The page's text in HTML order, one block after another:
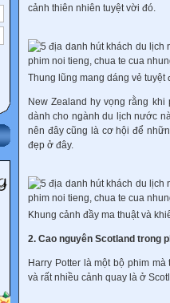
cảnh thiên nhiên tuyệt vời đó.
Thung lũng mang dáng vẻ tuyệt
New Zealand hy vọng rằng
dành cho ngành du lịch nước
nên đây cũng là cơ hội để
đẹp ở đây.
Khung cảnh đầy ma thuật và
2. Cao nguyên Scotland trong
Harry Potter là một bộ phim
và rất nhiều cảnh quay là ở